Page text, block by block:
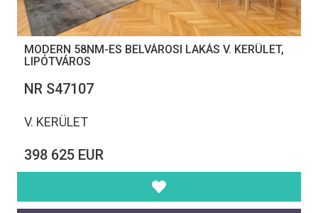
MODERN 58NM-ES BELVÁROSI LAKÁS V. KERÜLET,
LIPÓTVÁROS
NR S47107
V. KERÜLET
398 625 EUR